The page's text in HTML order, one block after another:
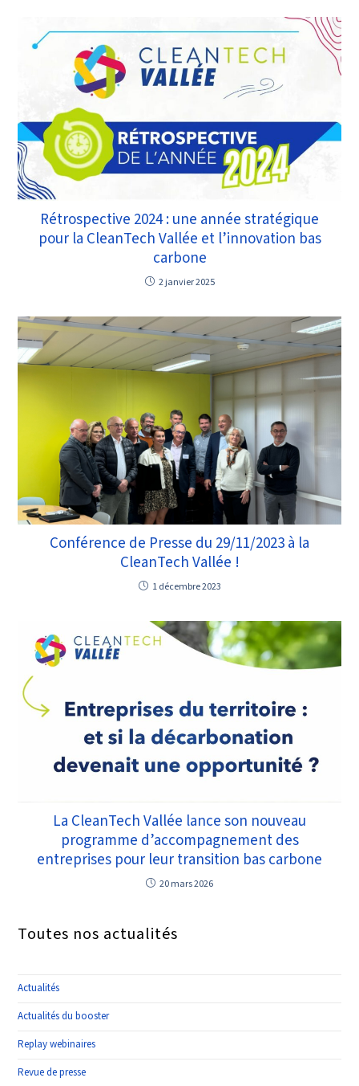
Rétrospective 2024 : une année stratégique
pour la CleanTech Vallée et l’innovation bas
carbone
2 janvier 2025
Conférence de Presse du 29/11/2023 à la
CleanTech Vallée !
1 décembre 2023
La CleanTech Vallée lance son nouveau
programme d’accompagnement des
entreprises pour leur transition bas carbone
20 mars 2026
Toutes nos actualités
Actualités
Actualités du booster
Replay webinaires
Revue de presse